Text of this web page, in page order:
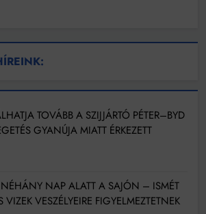
TOVÁBB A SZIJJÁRTÓ PÉTER–BYD
GYANÚJA MIATT ÉRKEZETT
NÉHÁNY NAP ALATT A SAJÓN – ISMÉT
VIZEK VESZÉLYEIRE FIGYELMEZTETNEK